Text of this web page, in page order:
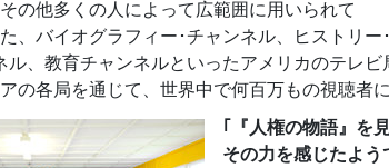
の他多くの人によって広範囲に用いられて
、バイオグラフィー･チャンネル、ヒストリー
ル、教育チャンネルといったアメリカのテレ
の各局を通じて、世界中で何百万もの視聴者
｢『人権の物語』を
その力を感じたよう